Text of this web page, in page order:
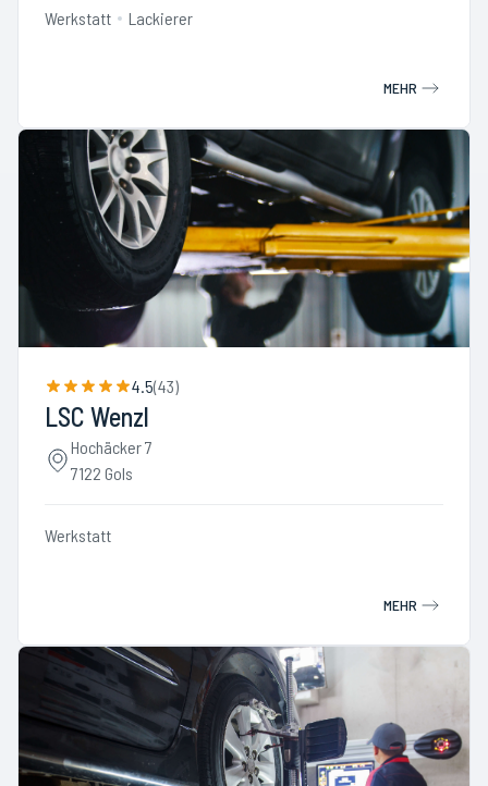
Werkstatt Lackierer
MEHR
4.5(43)
LSC Wenzl
Hochäcker 7
7122 Gols
Werkstatt
MEHR